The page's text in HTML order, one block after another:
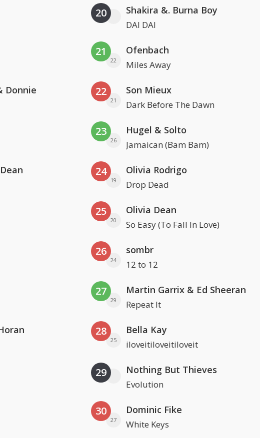
Donnie
20 Shakira &. Burna Boy
DAI DAI
21
22
Ofenbach
Miles Away
22
21
Son Mieux
Dark Before The Dawn
23
26
Hugel & Solto
Jamaican (Bam Bam)
24
19
Olivia Rodrigo
Drop Dead
25
20
Olivia Dean
So Easy (To Fall In Love)
26
24
sombr
12 to 12
27
29
Martin Garrix & Ed Sheeran
Repeat It
28
25
Bella Kay
iloveitiloveitiloveit
29 Nothing But Thieves
Evolution
30
27
Dominic Fike
White Keys